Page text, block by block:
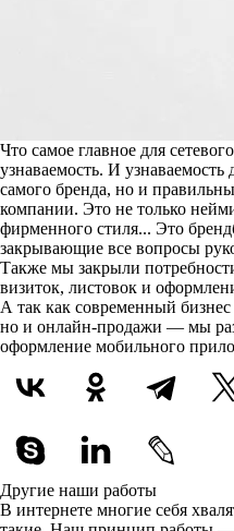
Что самое главное для
узнаваемость. И узнаваемость
самого бренда, но и
компании. Это не только
фирменного стиля... Это
закрывающие все вопросы
Также мы закрыли
визиток, листовок и
А так как современный
но и онлайн-продажи — мы
оформление мобильного
Другие наши работы
В интернете многие себя